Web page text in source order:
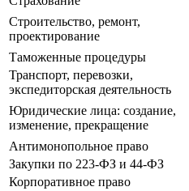
Строительство, ремонт,
проектирование
Таможенные процедуры
Транспорт, перевозки,
экспедиторская деятельность
Юридические лица: создание,
изменение, прекращение
Антимонопольное право
Закупки по 223-ФЗ и 44-ФЗ
Корпоративное право